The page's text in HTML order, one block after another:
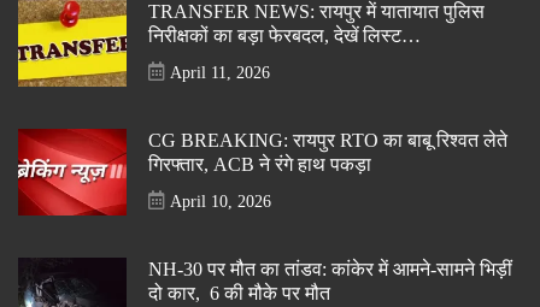
TRANSFER NEWS: रायपुर में यातायात पुलिस
निरीक्षकों का बड़ा फेरबदल, देखें लिस्ट…
April 11, 2026
CG BREAKING: रायपुर RTO का बाबू रिश्वत लेते
गिरफ्तार, ACB ने रंगे हाथ पकड़ा
April 10, 2026
NH-30 पर मौत का तांडव: कांकेर में आमने-सामने भिड़ीं
दो कार, 6 की मौके पर मौत